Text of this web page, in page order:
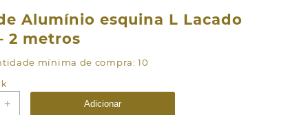
Alumínio esquina L Lacado
2 metros
mínima de compra: 10
+ Adicionar